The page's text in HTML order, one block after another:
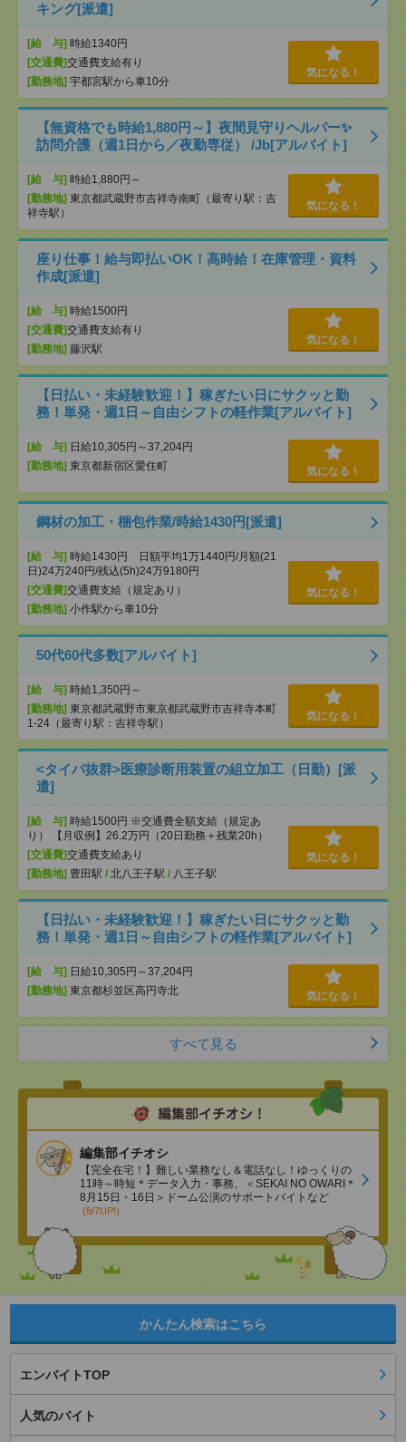
キング[派遣]
[給 与] 時給1340円
[交通費]交通費支給有り
[勤務地] 宇都宮駅から車10分
気になる！
【無資格でも時給1,880円～】夜間見守りヘルパー✨
訪問介護（週1日から／夜勤専従） /Jb[アルバイト]
[給 与] 時給1,880円～
[勤務地] 東京都武蔵野市吉祥寺南町（最寄り駅：吉
祥寺駅）
気になる！
座り仕事！給与即払いOK！高時給！在庫管理・資料
作成[派遣]
[給 与] 時給1500円
[交通費]交通費支給有り
[勤務地] 藤沢駅
気になる！
【日払い・未経験歓迎！】稼ぎたい日にサクッと勤
務！単発・週1日～自由シフトの軽作業[アルバイト]
[給 与] 日給10,305円～37,204円
[勤務地] 東京都新宿区愛住町 気になる！
鋼材の加工・梱包作業/時給1430円[派遣]
[給 与] 時給1430円 日額平均1万1440円/月額(21
日)24万240円/残込(5h)24万9180円
[交通費]交通費支給（規定あり）
[勤務地] 小作駅から車10分
気になる！
50代60代多数[アルバイト]
[給 与] 時給1,350円～
[勤務地] 東京都武蔵野市東京都武蔵野市吉祥寺本町
1-24（最寄り駅：吉祥寺駅）
気になる！
<タイパ抜群>医療診断用装置の組立加工（日勤）[派
遣]
[給 与] 時給1500円 ※交通費全額支給（規定あ
り） 【月収例】26.2万円（20日勤務＋残業20h）
[交通費]交通費支給あり
[勤務地] 豊田駅 / 北八王子駅 / 八王子駅
気になる！
【日払い・未経験歓迎！】稼ぎたい日にサクッと勤
務！単発・週1日～自由シフトの軽作業[アルバイト]
[給 与] 日給10,305円～37,204円
[勤務地] 東京都杉並区高円寺北 気になる！
すべて見る
編集部イチオシ
【完全在宅！】難しい業務なし＆電話なし！ゆっくりの
11時～時短＊データ入力・事務、＜SEKAI NO OWARI＊
8月15日・16日＞ドーム公演のサポートバイトなど
(8/7UP!)
かんたん検索はこちら
エンバイトTOP
人気のバイト